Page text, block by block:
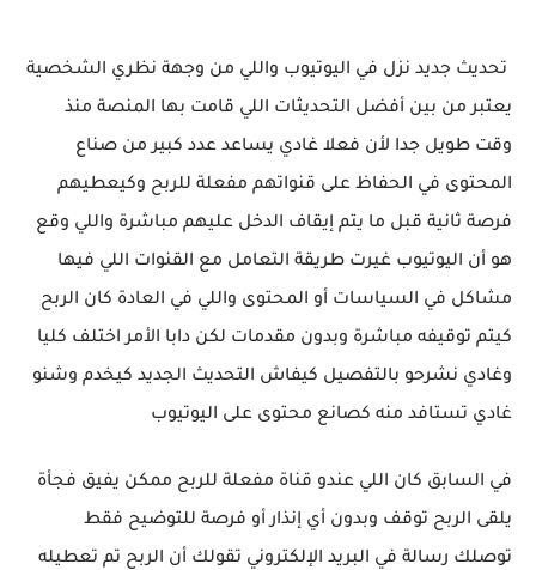
تحديث جديد نزل في اليوتيوب واللي من وجهة نظري الشخصية
يعتبر من بين أفضل التحديثات اللي قامت بها المنصة منذ
وقت طويل جدا لأن فعلا غادي يساعد عدد كبير من صناع
المحتوى في الحفاظ على قنواتهم مفعلة للربح وكيعطيهم
فرصة ثانية قبل ما يتم إيقاف الدخل عليهم مباشرة واللي وقع
هو أن اليوتيوب غيرت طريقة التعامل مع القنوات اللي فيها
مشاكل في السياسات أو المحتوى واللي في العادة كان الربح
كيتم توقيفه مباشرة وبدون مقدمات لكن دابا الأمر اختلف كليا
وغادي نشرحو بالتفصيل كيفاش التحديث الجديد كيخدم وشنو
غادي تستافد منه كصانع محتوى على اليوتيوب
في السابق كان اللي عندو قناة مفعلة للربح ممكن يفيق فجأة
يلقى الربح توقف وبدون أي إنذار أو فرصة للتوضيح فقط
توصلك رسالة في البريد الإلكتروني تقولك أن الربح تم تعطيله